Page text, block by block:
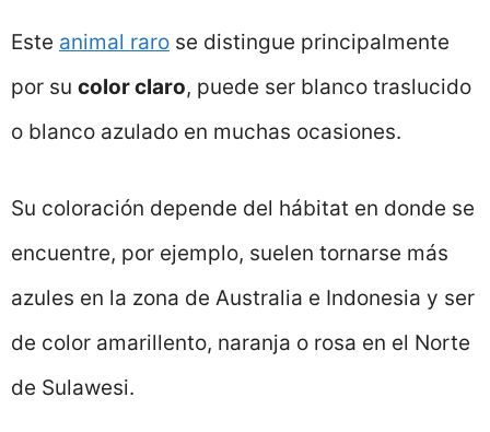
Este animal raro se distingue principalmente
por su color claro, puede ser blanco traslucido
o blanco azulado en muchas ocasiones.
Su coloración depende del hábitat en donde se
encuentre, por ejemplo, suelen tornarse más
azules en la zona de Australia e Indonesia y ser
de color amarillento, naranja o rosa en el Norte
de Sulawesi.